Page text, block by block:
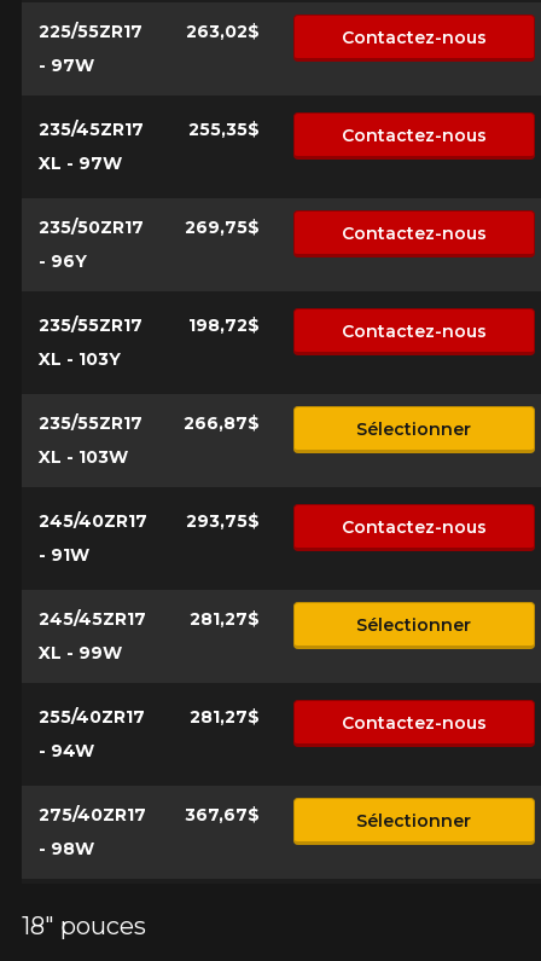
225/55ZR17
- 97W
263,02$ Contactez-nous
235/45ZR17
XL - 97W
255,35$ Contactez-nous
235/50ZR17
- 96Y
269,75$ Contactez-nous
235/55ZR17
XL - 103Y
198,72$ Contactez-nous
235/55ZR17
XL - 103W
266,87$ Sélectionner
245/40ZR17
- 91W
293,75$ Contactez-nous
245/45ZR17
XL - 99W
281,27$ Sélectionner
255/40ZR17
- 94W
281,27$ Contactez-nous
275/40ZR17
- 98W
367,67$ Sélectionner
18" pouces
Annuler
l'exactitude de l'information sur votre véhicule directement